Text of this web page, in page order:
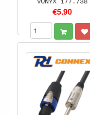
€5.90